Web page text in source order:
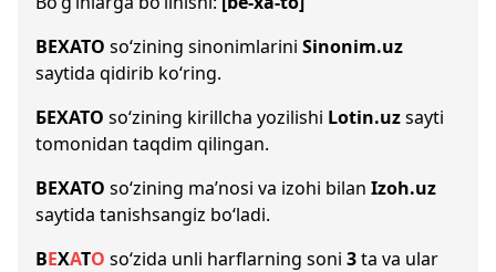
BEXATO so‘zining sinonimlarini Sinonim.uz
saytida qidirib ko‘ring.
БЕХАТО so‘zining kirillcha yozilishi Lotin.uzsayti
tomonidan taqdim qilingan.
BEXATO so‘zining ma’nosi va izohi bilan Izoh.uz
saytida tanishsangiz bo‘ladi.
BEXATO so‘zida unli harflarning soni 3ta va ular